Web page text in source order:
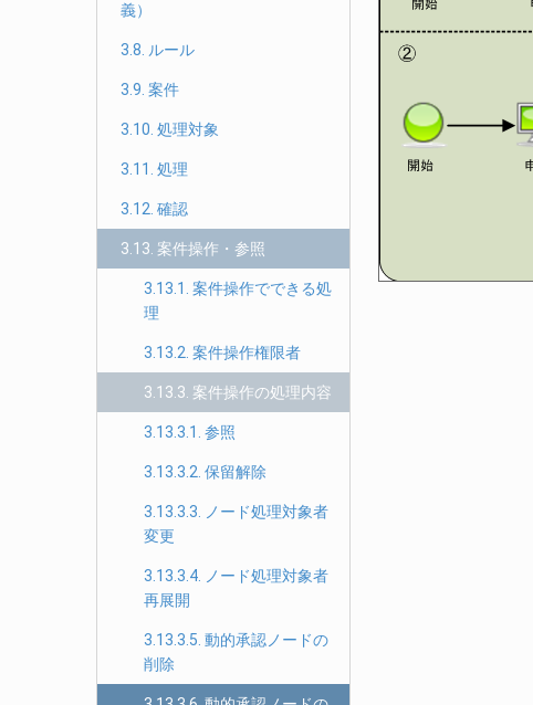
義）
3.8. ルール
3.9. 案件
3.10. 処理対象
3.11. 処理
3.12. 確認
3.13. 案件操作・参照
3.13.1. 案件操作でできる処
理
3.13.2. 案件操作権限者
3.13.3. 案件操作の処理内容
3.13.3.1. 参照
3.13.3.2. 保留解除
3.13.3.3. ノード処理対象者
変更
3.13.3.4. ノード処理対象者
再展開
3.13.3.5. 動的承認ノードの
削除